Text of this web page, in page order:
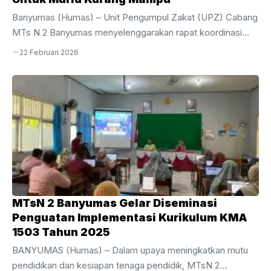
Banyumas (Humas) – Unit Pengumpul Zakat (UPZ) Cabang
MTs N 2 Banyumas menyelenggarakan rapat koordinasi
penting terkait pengelolaan dana umat pada Sabtu (21/02).
Hikmah MTs N 2 Banyumas, tepat setelah agenda doa
bersama di ruang guru pada pukul 07.15 hingga 08.00 WIB.
Rapat ini difokuskan pada pembahasan teknis
pentasyarufan dana zakat yang bersumber dari
pengembalian 60% dana zakat ASN melalui UPZ Pusat
Kemenag Kabupaten Banyumas.Jalannya rapat dipimpin
langsung oleh Ketua UPZ Cabang MTs ...
22 Februari 2026
MTsN 2 Banyumas Gelar Diseminasi
Penguatan Implementasi Kurikulum KMA
1503 Tahun 2025
BANYUMAS (Humas) – Dalam upaya meningkatkan mutu
pendidikan dan kesiapan tenaga pendidik, MTsN 2